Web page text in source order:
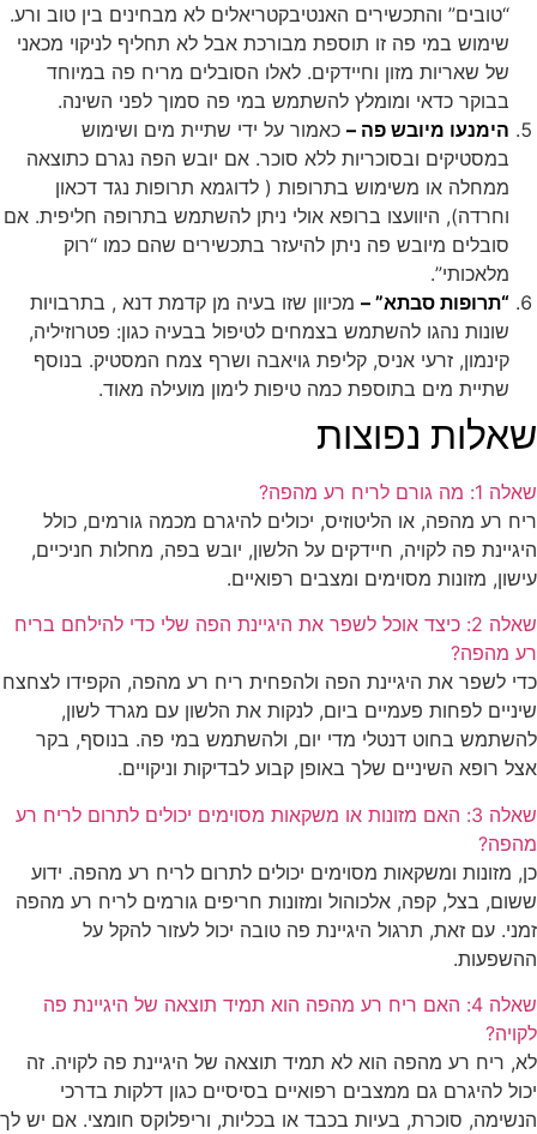
“טובים” והתכשירים האנטיבקטריאלים לא מבחינים בין טוב ורע.
שימוש במי פה זו תוספת מבורכת אבל לא תחליף לניקוי מכאני
של שאריות מזון וחיידקים. לאלו הסובלים מריח פה במיוחד
בבוקר כדאי ומומלץ להשתמש במי פה סמוך לפני השינה.
הימנעו מיובש פה – כאמור על ידי שתיית מים ושימוש
במסטיקים ובסוכריות ללא סוכר. אם יובש הפה נגרם כתוצאה
ממחלה או משימוש בתרופות ( לדוגמא תרופות נגד דכאון
וחרדה), היוועצו ברופא אולי ניתן להשתמש בתרופה חליפית. אם
סובלים מיובש פה ניתן להיעזר בתכשירים שהם כמו “רוק
מלאכותי”.
“תרופות סבתא” – מכיוון שזו בעיה מן קדמת דנא , בתרבויות
שונות נהגו להשתמש בצמחים לטיפול בבעיה כגון: פטרוזיליה,
קינמון, זרעי אניס, קליפת גויאבה ושרף צמח המסטיק. בנוסף
שתיית מים בתוספת כמה טיפות לימון מועילה מאוד.
שאלות נפוצות
שאלה 1: מה גורם לריח רע מהפה?
ריח רע מהפה, או הליטוזיס, יכולים להיגרם מכמה גורמים, כולל
היגיינת פה לקויה, חיידקים על הלשון, יובש בפה, מחלות חניכיים,
עישון, מזונות מסוימים ומצבים רפואיים.
שאלה 2: כיצד אוכל לשפר את היגיינת הפה שלי כדי להילחם בריח
רע מהפה?
כדי לשפר את היגיינת הפה ולהפחית ריח רע מהפה, הקפידו לצחצח
שיניים לפחות פעמיים ביום, לנקות את הלשון עם מגרד לשון,
להשתמש בחוט דנטלי מדי יום, ולהשתמש במי פה. בנוסף, בקר
אצל רופא השיניים שלך באופן קבוע לבדיקות וניקויים.
שאלה 3: האם מזונות או משקאות מסוימים יכולים לתרום לריח רע
מהפה?
כן, מזונות ומשקאות מסוימים יכולים לתרום לריח רע מהפה. ידוע
ששום, בצל, קפה, אלכוהול ומזונות חריפים גורמים לריח רע מהפה
זמני. עם זאת, תרגול היגיינת פה טובה יכול לעזור להקל על
ההשפעות.
שאלה 4: האם ריח רע מהפה הוא תמיד תוצאה של היגיינת פה
לקויה?
לא, ריח רע מהפה הוא לא תמיד תוצאה של היגיינת פה לקויה. זה
יכול להיגרם גם ממצבים רפואיים בסיסיים כגון דלקות בדרכי
הנשימה, סוכרת, בעיות בכבד או בכליות, וריפלוקס חומצי. אם יש לך